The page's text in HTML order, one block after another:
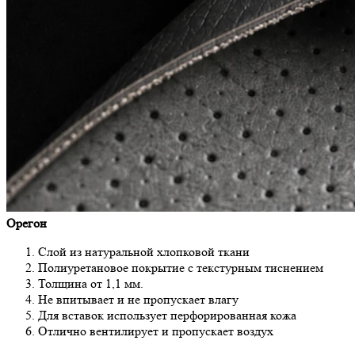
Орегон
Слой из натуральной хлопковой ткани
Полиуретановое покрытие с текстурным тиснением
Толщина от 1,1 мм.
Не впитывает и не пропускает влагу
Для вставок использует перфорированная кожа
Отлично вентилирует и пропускает воздух